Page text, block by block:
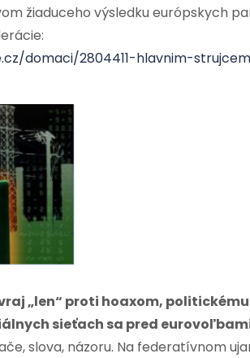
žiaduceho výsledku európskych
domaci/2804411-hlavnim-
„len“ proti hoaxom,
sieťach sa pred
slova, názoru. Na federatívnom